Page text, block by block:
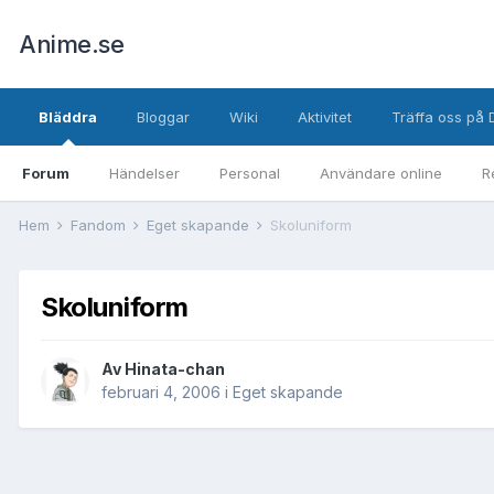
Anime.se
Bläddra
Forum Händelser Personal Användare online
Bloggar Wiki Aktivitet Träffa oss på
Hem Fandom Eget skapande Skoluniform
Skoluniform
Av Hinata-chan
februari 4, 2006 i Eget skapande